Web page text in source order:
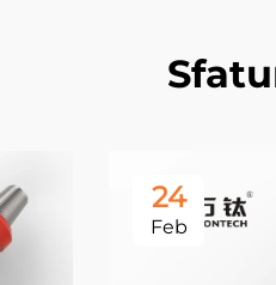
24
Feb